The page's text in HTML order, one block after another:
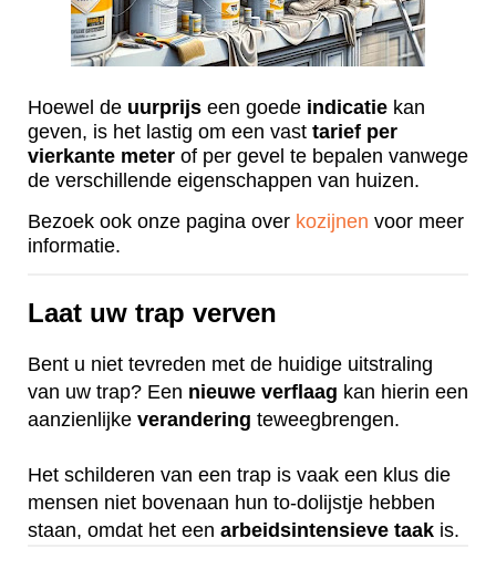
Hoewel de uurprijs een goede indicatie kan
geven, is het lastig om een vast tarief per
vierkante meter of per gevel te bepalen vanwege
de verschillende eigenschappen van huizen.
Bezoek ook onze pagina over kozijnen voor meer
informatie.
Laat uw trap verven
Bent u niet tevreden met de huidige uitstraling
van uw trap? Een nieuwe verflaag kan hierin een
aanzienlijke verandering teweegbrengen.
Het schilderen van een trap is vaak een klus die
mensen niet bovenaan hun to-dolijstje hebben
staan, omdat het een arbeidsintensieve taak is.